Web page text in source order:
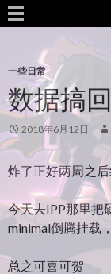
一些日常
数据搞
2018年6月12日
炸了正好两周之
今天去IPP那里把
minimal倒腾挂载
总之可喜可贺